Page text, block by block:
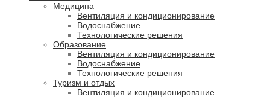
Медицина
Вентиляция и кондиционирование
Водоснабжение
Технологические решения
Образование
Вентиляция и кондиционирование
Водоснабжение
Технологические решения
Туризм и отдых
Вентиляция и кондиционирование